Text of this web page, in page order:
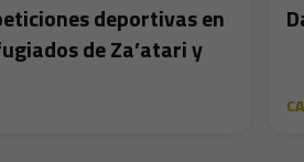
deportivas en
de Za’atari y